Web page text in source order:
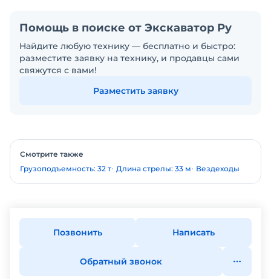
Помощь в поиске от Экскаватор Ру
Найдите любую технику — бесплатно и быстро:
разместите заявку на технику, и продавцы сами
свяжутся с вами!
Разместить заявку
Смотрите также
Грузоподъемность: 32 т Длина стрелы: 33 м Вездеходы
Позвонить Написать
Обратный звонок